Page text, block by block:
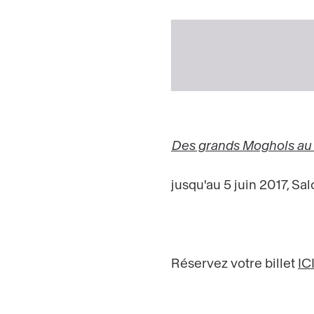
Des grands Moghols
jusqu'au 5 juin 2017,
Réservez votre billet ICI